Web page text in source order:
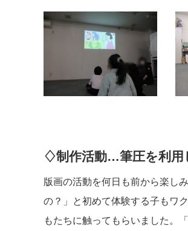
♢制作活動…筆圧を利用
版画の活動を何日も前から楽し
の？」と初めて体験する子もワ
もたちに触ってもらいました。